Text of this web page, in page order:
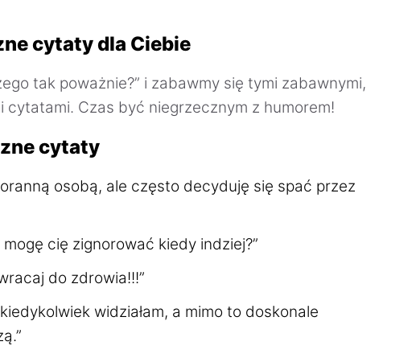
cytaty dla Ciebie
tak poważnie?” i zabawmy się tymi zabawnymi,
Czas być niegrzecznym z humorem!
cytaty
osobą, ale często decyduję się spać przez
cię zignorować kiedy indziej?”
do zdrowia!!!”
widziałam, a mimo to doskonale